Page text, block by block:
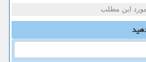
مورد این مطلب